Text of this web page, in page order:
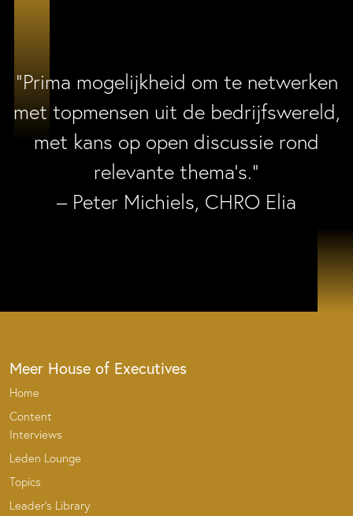
“Prima mogelijkheid om te netwerken
met topmensen uit de bedrijfswereld,
met kans op open discussie rond
relevante thema’s.”
– Peter Michiels, CHRO Elia
Meer House of Executives
Home
Content
Interviews
Leden Lounge
Topics
Leader’s Library